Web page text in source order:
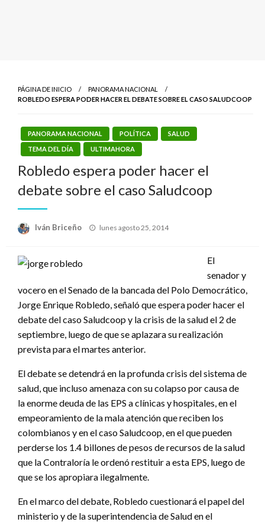
PÁGINA DE INICIO
PANORAMA NACIONAL
ROBLEDO ESPERA PODER HACER EL DEBATE SOBRE EL CASO SALUDCOOP
PANORAMA NACIONAL POLÍTICA
SALUD
TEMA DEL DÍA
ULTIMAHORA
Robledo espera poder hacer el
debate sobre el caso Saludcoop
Iván Briceño
Publicado
lunes agosto 25, 2014
El
senador y
vocero en el Senado de la bancada del Polo Democrático,
Jorge Enrique Robledo, señaló que espera poder hacer el
debate del caso Saludcoop y la crisis de la salud el 2 de
septiembre, luego de que se aplazara su realización
prevista para el martes anterior.
El debate se detendrá en la profunda crisis del sistema de
salud, que incluso amenaza con su colapso por causa de
la enorme deuda de las EPS a clínicas y hospitales, en el
empeoramiento de la mala atención que reciben los
colombianos y en el caso Saludcoop, en el que pueden
perderse los 1.4 billones de pesos de recursos de la salud
que la Contraloría le ordenó restituir a esta EPS, luego de
que se los apropiara ilegalmente.
En el marco del debate, Robledo cuestionará el papel del
ministerio y de la superintendencia de Salud en el